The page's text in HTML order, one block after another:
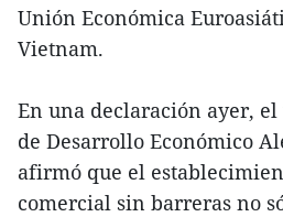
Unión Económica
Vietnam.
En una declaración ayer,
de Desarrollo Económico
afirmó que el
comercial sin barreras no